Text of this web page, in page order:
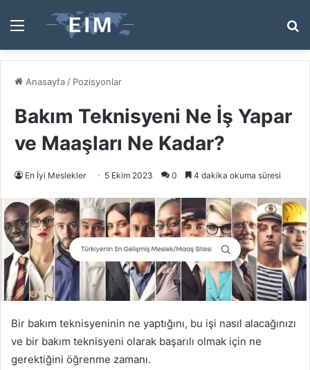
Menü
...
Anasayfa / Pozisyonlar
Bakım Teknisyeni Ne İş Yapar
ve Maaşları Ne Kadar?
En İyi Meslekler 5 Ekim 2023 0 4 dakika okuma süresi
Bir bakım teknisyeninin ne yaptığını, bu işi nasıl alacağınızı
ve bir bakım teknisyeni olarak başarılı olmak için ne
gerektiğini öğrenme zamanı.